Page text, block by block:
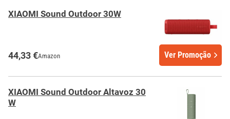
XIAOMI Sound Outdoor 30W
44,33 €Amazon Ver Promoção
XIAOMI Sound Outdoor Altavoz 30
W